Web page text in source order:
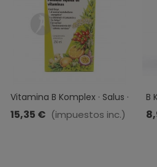
Vitamina B Komplex · Salus ·
250 Ml
15,35 € (impuestos inc.)
B